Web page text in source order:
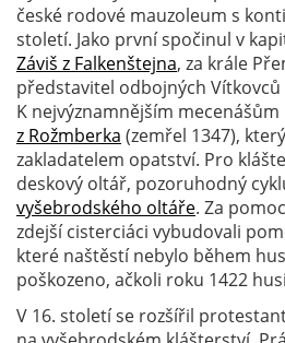
české rodové mauzoleum s
století. Jako první spočinul v
Záviš z Falkenštejna, za krále
představitel odbojných
K nejvýznamnějším
z Rožmberka (zemřel 1347),
zakladatelem opatství. Pro
deskový oltář, pozoruhodný
vyšebrodského oltáře. Za
zdejší cisterciáci vybudovali
které naštěstí nebylo během
poškozeno, ačkoli roku 1422
V 16. století se rozšířil